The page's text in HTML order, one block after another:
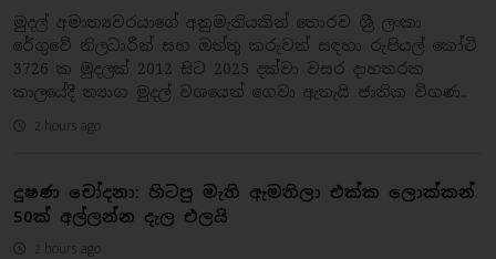
මුදල් අමාත්‍යවරයාගේ අනුමැතියකින් තොරව ශ්‍රී ලංකා
රේගුවේ නිලධාරීන් සහ ඔත්තු කරුවන් සඳහා රුපියල් කෝටි
3726 ක මුදලක් 2012 සිට 2025 දක්වා වසර දාහතරක
කාලයේදී ත්‍යාග මුදල් වශයෙන් ගෙවා ඇතැයි ජාතික විගණ..
2 hours ago
දූෂණ චෝදනා: හිටපු මැති ඇමතිලා එක්ක ලොක්කන්
50ක් අල්ලන්න දැල එලයි
2 hours ago